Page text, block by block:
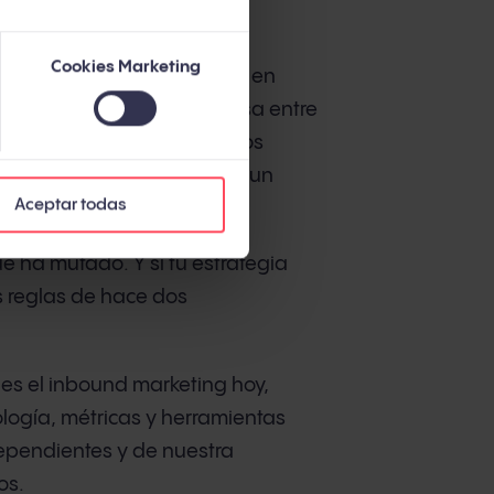
Cookies Marketing
Aceptar todas
las búsquedas en Google en
ChatGPT procesa entre
2025, independiente). Y los
antes de hablar con un
ha mutado. Y si tu estrategia
reglas de hace dos
el inbound marketing hoy,
métricas y herramientas
y de nuestra